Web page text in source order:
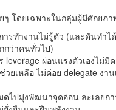
ๆ โดยเฉพาะในกลุ่มผู้มีศักยภ
รทำงานไม่รู้ตัว (และดันทำไ
กว่าคนทั่วไป)
leverage ผ่อนแรงตัวเองไม่
ยเหลือ ไม่ค่อย delegate งาน
มดไปมุ่งพัฒนาจุดอ่อน ละเลย